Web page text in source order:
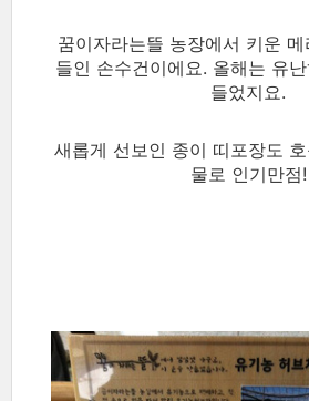
꿈이자라는뜰 농장에서 키운
들인 손수건이에요. 올해는 유
들었지요.
새롭게 선보인 종이 띠포장도
물로 인기만점!